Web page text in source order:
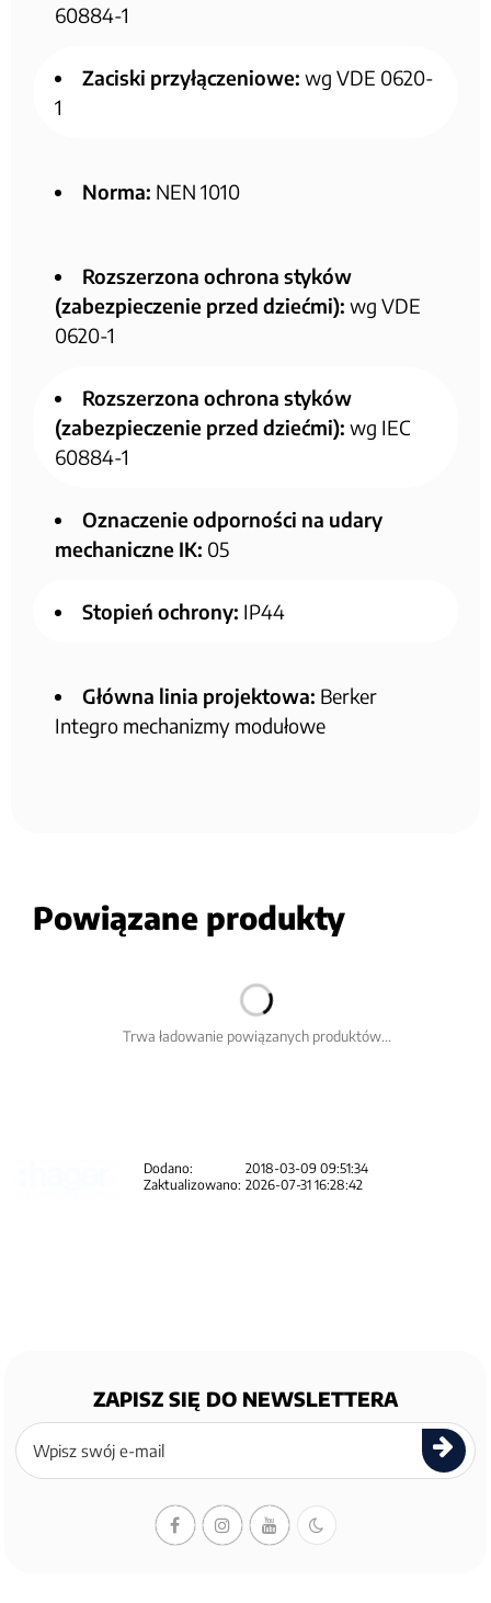
60884-1
Zaciski przyłączeniowe: wg VDE 0620-
1
Norma: NEN 1010
Rozszerzona ochrona styków
(zabezpieczenie przed dziećmi): wg VDE
0620-1
Rozszerzona ochrona styków
(zabezpieczenie przed dziećmi): wg IEC
60884-1
Oznaczenie odporności na udary
mechaniczne IK: 05
Stopień ochrony: IP44
Główna linia projektowa: Berker
Integro mechanizmy modułowe
Powiązane produkty
Trwa ładowanie powiązanych produktów...
Dodano:
2018-03-09 09:51:34
Zaktualizowano: 2026-07-31 16:28:42
ZAPISZ SIĘ DO NEWSLETTERA
Zapisz
się
newslettera